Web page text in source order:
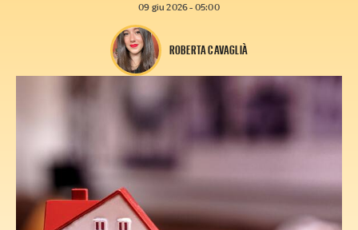
09 giu 2026 - 05:00
ROBERTA CAVAGLIÀ